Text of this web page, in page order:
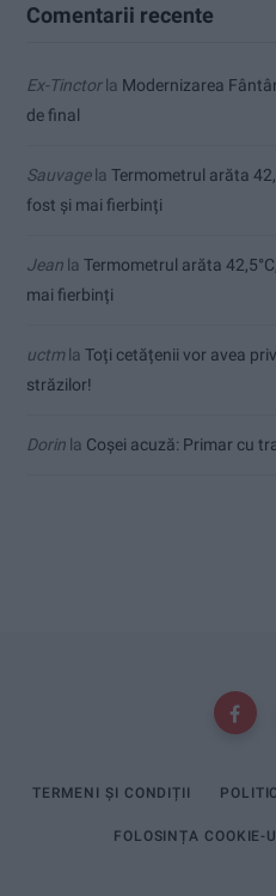
Comentarii recente
Ex-Tinctorla Modernizarea
de final
Sauvagela Termometrul arăta
fost și mai fierbinți
Jean la Termometrul arăta
mai fierbinți
uctmla Toți cetățenii vor avea
străzilor!
Dorin la Coșei acuză: Primar cu
TERMENI ȘI CONDIȚII
FOLOSINȚA COOKIE-